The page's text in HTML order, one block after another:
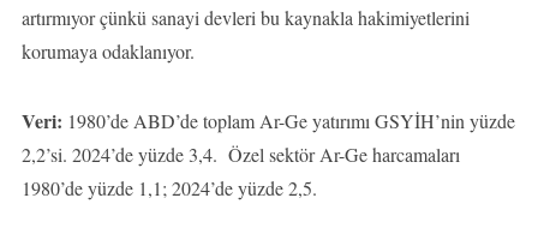
artırmıyor çünkü sanayi devleri bu kaynakla hakimiyetlerini
korumaya odaklanıyor.
Veri: 1980’de ABD’de toplam Ar-Ge yatırımı GSYİH’nin yüzde
2,2’si. 2024’de yüzde 3,4. Özel sektör Ar-Ge harcamaları
1980’de yüzde 1,1; 2024’de yüzde 2,5.